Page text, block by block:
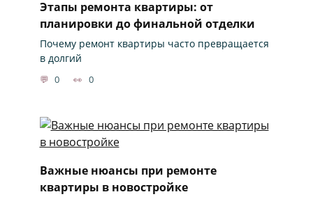
Этапы ремонта квартиры: от
планировки до финальной отделки
Почему ремонт квартиры часто превращается
в долгий
0 0
Важные нюансы при ремонте
квартиры в новостройке